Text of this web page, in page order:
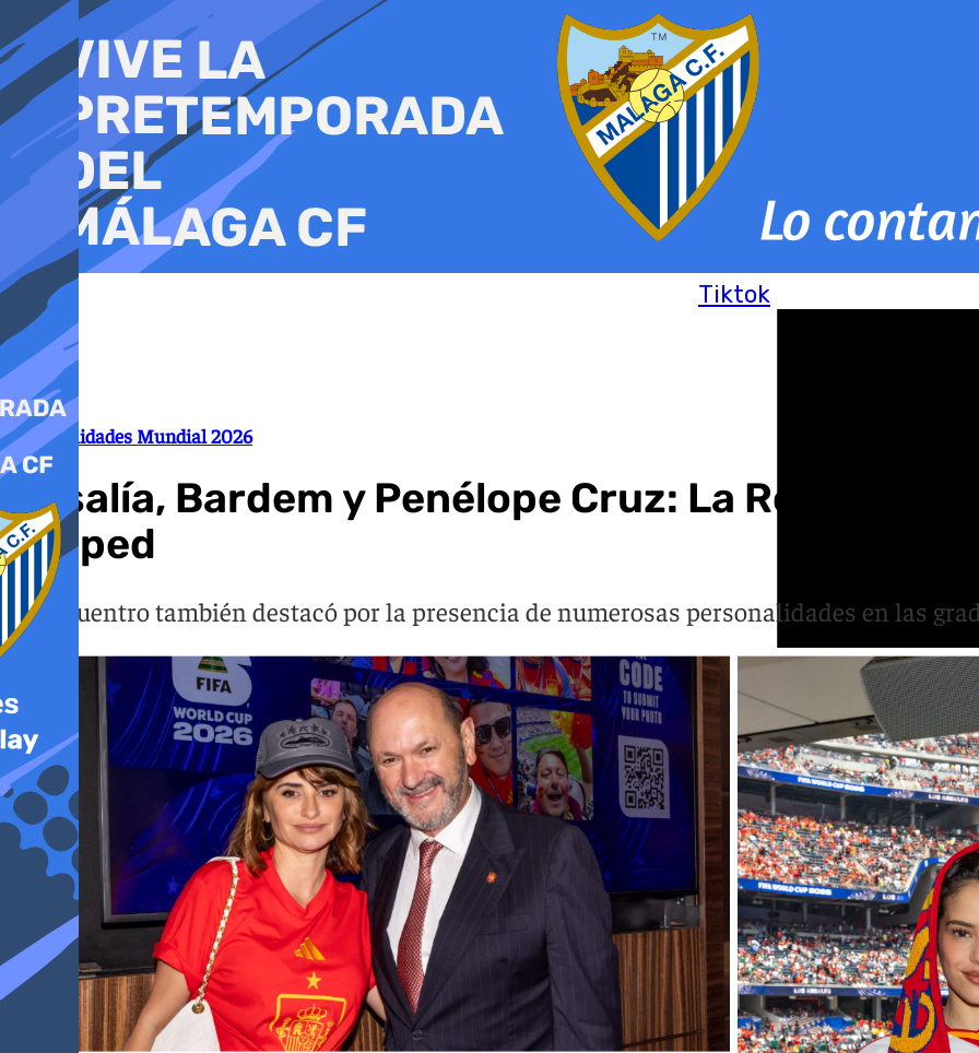
al
contenido
Tiktok
Personalidades Mundial 2026
Rosalía, Bardem y Penélope Cruz: La Roja atrae
césped
El encuentro también destacó por la presencia de numerosas personalidades en las